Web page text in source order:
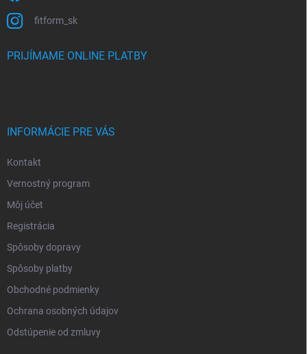
fitform_sk
PRIJÍMAME ONLINE PLATBY
INFORMÁCIE PRE VÁS
Kontakt
Vernostný program
Môj účet
Registrácia
Spôsoby dopravy
Spôsoby platby
Obchodné podmienky
Ochrana osobných údajov
Odstúpenie od zmluvy